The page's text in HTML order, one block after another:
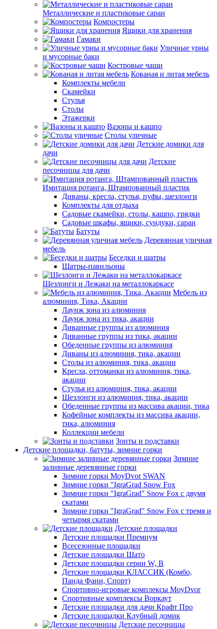
Металлические и пластиковые сараи
Компостеры
Ящики для хранения
Гамаки
Уличные урны
и мусорные баки
Костровые чаши
Кованая и литая мебель
Комплекты мебели
Скамейки
Стулья
Столы
Этажерки
Вазоны и кашпо
Столы уличные
Детские домики для
дачи
Детские
песочницы для дачи
Имитация ротанга, Штампованный пластик
Диваны, кресла, стулья, пуфы, шезлонги
Комплекты для отдыха
Садовые скамейки, столы, кашпо, грядки
Садовые шкафы, ящики, сундуки, сараи
Батуты
Деревянная уличная
мебель
Беседки и шатры
Шатры-павильоны
Шезлонги и Лежаки на металлокаркасе
Мебель из
алюминия, Тика, Акации
Лаунж зона из алюминия
Лаунж зона из тика, акации
Диванные группы из алюминия
Диванные группы из тика, акации
Обеденные группы из алюминия
Диваны из алюминия, тика, акации
Столы из алюминия, тика, акации
Кресла, оттоманки из алюминия, тика,
акации
Стулья из алюминия, тика, акации
Шезлонги из алюминия, тика, акации
Обеденные группы из массива акации, тика
Кофейные комплекты из массива акации,
тика, алюминия
Коллекции мебели
Зонты и подставки
Детские площадки, батуты, зимние горки
Зимние
заливные деревянные горки
Зимние горки MoyDvor SWAN
Зимние горки "IgraGrad Snow Fox
Зимние горки "IgraGrad" Snow Fox с двумя
скатами
Зимние горки "IgraGrad" Snow Fox с тремя и
четырмя скатами
Детские площадки
Детские площадки Премиум
Всесезонные площадки
Детские площадки Шато
Детские площадки серии W, В
Детские площадки КЛАССИК (Комбо,
Панда Фани, Спорт)
Спортивно-игровые комплексы MoyDvor
Спортивные комплексы Воркаут
Детские площадки для дачи Крафт Про
Детские площадки Клубный домик
Детские песочницы